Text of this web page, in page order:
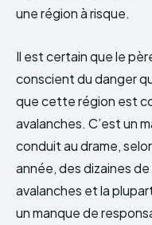
une région à risque.
Il est certain que le
conscient du danger
que cette région est
avalanches. C’est un
conduit au drame,
année, des dizaines
avalanches et la
un manque de